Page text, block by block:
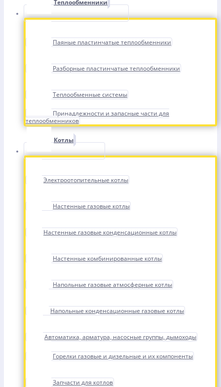
Теплообменники
Паяные пластинчатые теплообменники
Разборные пластинчатые теплообменники
Теплообменные системы
Принадлежности и запасные части для
теплообменников
Котлы
Электроотопительные котлы
Настенные газовые котлы
Настенные газовые конденсационные котлы
Настенные комбинированные котлы
Напольные газовые атмосферные котлы
Напольные конденсационные газовые котлы
Автоматика, арматура, насосные группы, дымоходы
Горелки газовые и дизельные и их компоненты
Запчасти для котлов